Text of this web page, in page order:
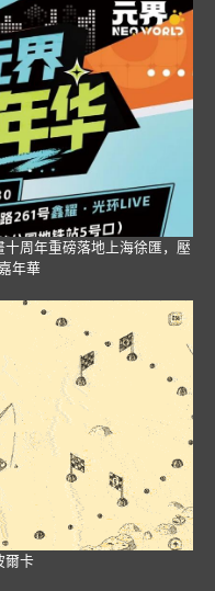
周年重磅落地上海徐匯，壓
年華
爾卡